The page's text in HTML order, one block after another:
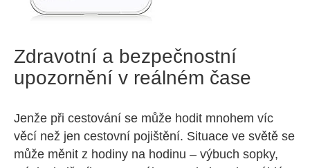
Zdravotní a bezpečnostní
upozornění v reálném čase
Jenže při cestování se může hodit mnohem víc
věcí než jen cestovní pojištění. Situace ve světě se
může měnit z hodiny na hodinu – výbuch sopky,